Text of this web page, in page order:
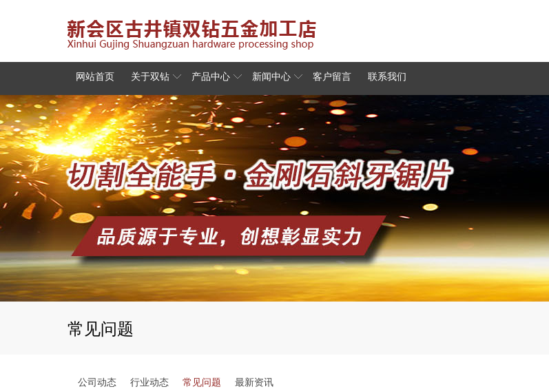
网站首页 关于双钻 产品中心 新闻中心 客户留言 联系我们
常见问题
公司动态 行业动态 常见问题 最新资讯